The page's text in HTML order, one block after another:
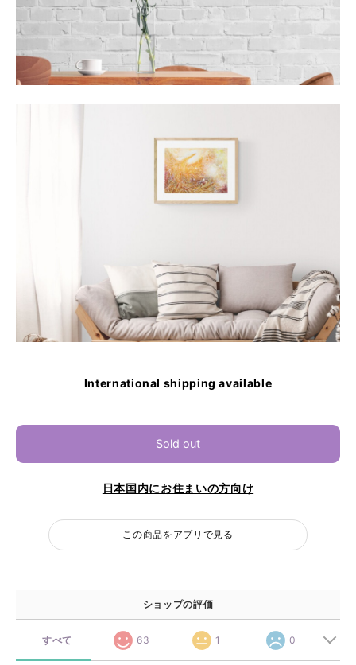
International shipping available
Sold out
日本国内にお住まいの方向け
この商品をアプリで見る
ショップの評価
すべて 63 1 0